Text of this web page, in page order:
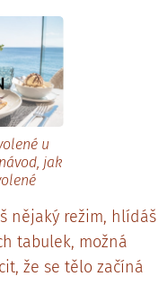
u
jak
nějaký režim, hlídáš
tabulek, možná
že se tělo začíná